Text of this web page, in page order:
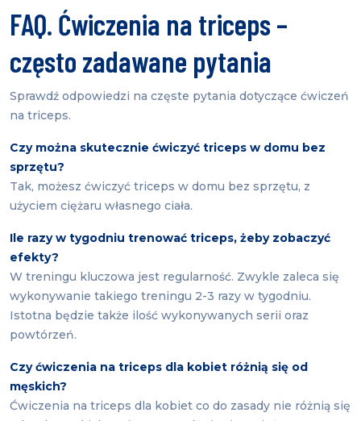
FAQ. Ćwiczenia na triceps –
często zadawane pytania
Sprawdź odpowiedzi na częste pytania dotyczące ćwiczeń
na triceps.
Czy można skutecznie ćwiczyć triceps w domu bez
sprzętu?
Tak, możesz ćwiczyć triceps w domu bez sprzętu, z
użyciem ciężaru własnego ciała.
Ile razy w tygodniu trenować triceps, żeby zobaczyć
efekty?
W treningu kluczowa jest regularność. Zwykle zaleca się
wykonywanie takiego treningu 2-3 razy w tygodniu.
Istotna będzie także ilość wykonywanych serii oraz
powtórzeń.
Czy ćwiczenia na triceps dla kobiet różnią się od
męskich?
Ćwiczenia na triceps dla kobiet co do zasady nie różnią się